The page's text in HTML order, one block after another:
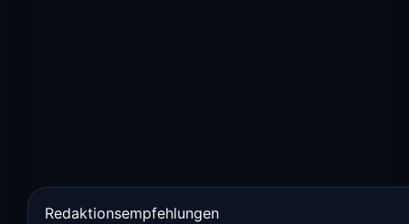
Redaktionsempfehlungen